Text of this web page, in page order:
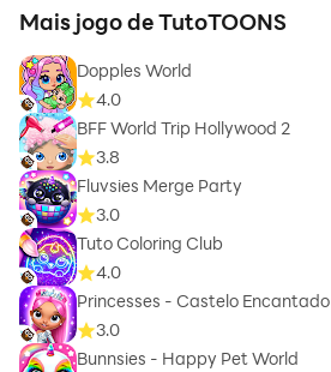
Mais jogo de TutoTOONS
Dopples World
4.0
BFF World Trip Hollywood 2
3.8
Fluvsies Merge Party
3.0
Tuto Coloring Club
4.0
Princesses - Castelo Encantado
3.0
Bunnsies - Happy Pet World